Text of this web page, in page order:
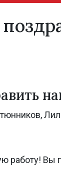
работу! Вы